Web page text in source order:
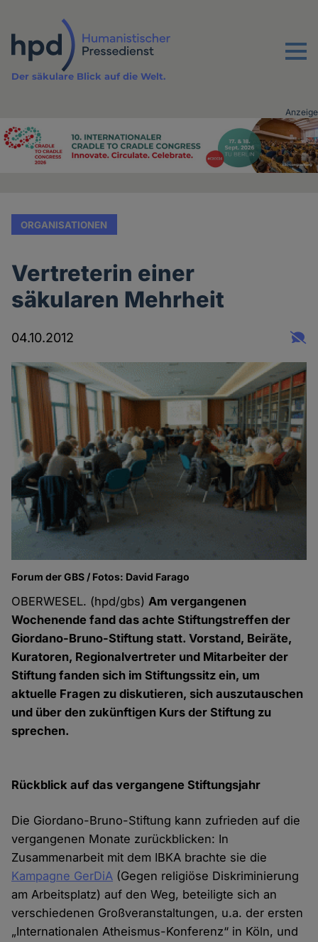
Inhalt
Menu
Der säkulare Blick auf die Welt.
Advertising
Anzeige
ORGANISATIONEN
Vertreterin einer
säkularen Mehrheit
04.10.2012
Forum der GBS / Fotos: David Farago
OBERWESEL. (hpd/gbs)Am vergangenen
Wochenende fand das achte Stiftungstreffen der
Giordano-Bruno-Stiftung statt. Vorstand, Beiräte,
Kuratoren, Regionalvertreter und Mitarbeiter der
Stiftung fanden sich im Stiftungssitz ein, um
aktuelle Fragen zu diskutieren, sich auszutauschen
und über den zukünftigen Kurs der Stiftung zu
sprechen.
Rückblick auf das vergangene Stiftungsjahr
Die Giordano-Bruno-Stiftung kann zufrieden auf die
vergangenen Monate zurückblicken: In
Zusammenarbeit mit dem IBKA brachte sie die
Kampagne GerDiA (Gegen religiöse Diskriminierung
am Arbeitsplatz) auf den Weg, beteiligte sich an
verschiedenen Großveranstaltungen, u.a. der ersten
„Internationalen Atheismus-Konferenz“ in Köln, und